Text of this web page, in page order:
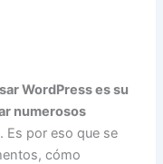
WordPress es su
numerosos
. Es por eso que se
cómo